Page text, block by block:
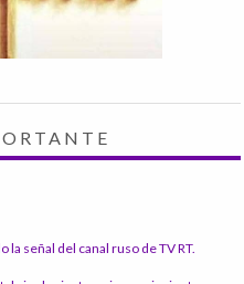
señal del canal ruso de TV RT.